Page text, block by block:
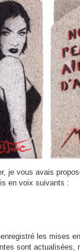
je vous avais
en voix suivants :
enregistré les mises
sont actualisées,